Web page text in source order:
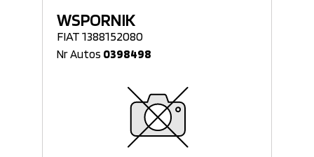
WSPORNIK
FIAT 1388152080
Nr Autos 0398498